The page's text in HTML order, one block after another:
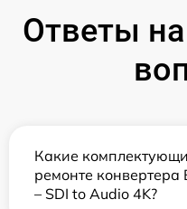
Ответы
Какие
ремонте
– SDI to Audio 4K?